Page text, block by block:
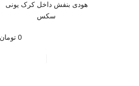
هودی بنفش داخل کرک یونی
سکس
0 تومان